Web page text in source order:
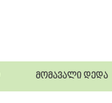
მომავალი დედა